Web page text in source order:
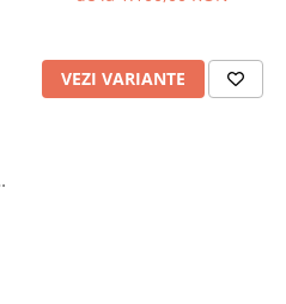
VEZI VARIANTE